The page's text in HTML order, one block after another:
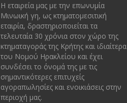
Η εταιρεία μας με την επωνυμία
Μινωική γη, ως κτηματομεσιτική
εταιρία, δραστηριοποιείται τα
τελευταία 30 χρόνια στον χώρο της
κτηματαγοράς της Κρήτης και ιδιαίτερα
του Νομού Ηρακλείου και έχει
συνδέσει το όνομά της με τις
σημαντικότερες επιτυχείς
αγοραπωλησίες και ενοικιάσεις στην
περιοχή μας.